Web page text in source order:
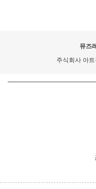
뮤즈
주식회사 아